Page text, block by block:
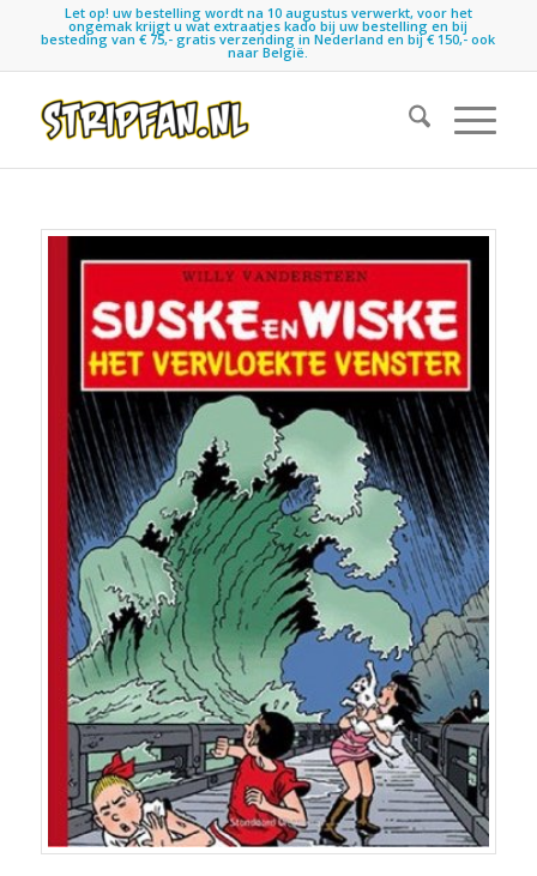
Let op! uw bestelling wordt na 10 augustus verwerkt, voor het
ongemak krijgt u wat extraatjes kado bij uw bestelling en bij
besteding van € 75,- gratis verzending in Nederland en bij € 150,- ook
naar België.